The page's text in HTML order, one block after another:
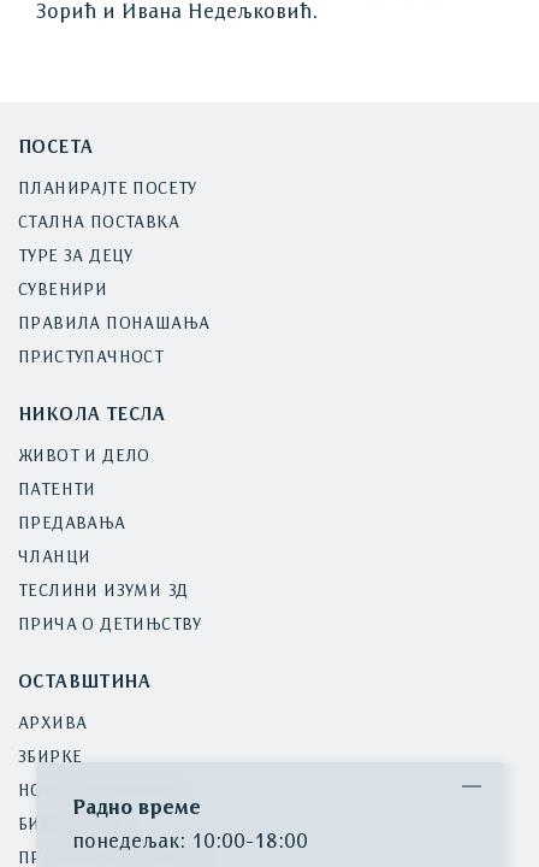
Зорић и Ивана Недељковић.
ПОСЕТА
ПЛАНИРАЈТЕ ПОСЕТУ
СТАЛНА ПОСТАВКА
ТУРЕ ЗА ДЕЦУ
СУВЕНИРИ
ПРАВИЛА ПОНАШАЊА
ПРИСТУПАЧНОСТ
НИКОЛА ТЕСЛА
ЖИВОТ И ДЕЛО
ПАТЕНТИ
ПРЕДАВАЊА
ЧЛАНЦИ
ТЕСЛИНИ ИЗУМИ 3Д
ПРИЧА О ДЕТИЊСТВУ
ОСТАВШТИНА
АРХИВА
ЗБИРКЕ
НОВИНСКИ ИСЕЧЦИ
БИБЛИОТЕКА
ПРЕТРАГА ИНВЕНТАРА
Радно време
понедељак: 10:00-18:00